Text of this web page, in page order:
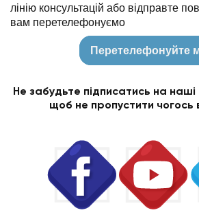
лінію консультацій або відправте
вам перетелефонуємо
Перетелефонуйте
Не забудьте підписатись на наші
щоб не пропустити чогось